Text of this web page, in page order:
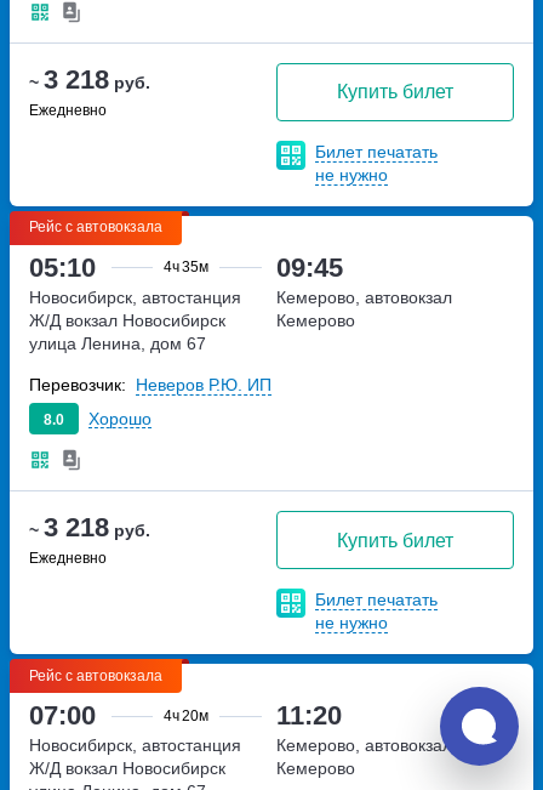
~ 3 218 руб.
Ежедневно
Купить билет
Билет печатать
не нужно
Рейс с автовокзала
05:10 4ч35м 09:45
~ 3 218 руб.
Ежедневно
Купить билет
Билет печатать
не нужно
Новосибирск, автостанция
Ж/Д вокзал Новосибирск
улица Ленина, дом 67
Кемерово, автовокзал
Кемерово
8.0 Хорошо
Перевозчик: Неверов Р.Ю. ИП
Рейс с автовокзала
07:00 4ч20м 11:20
Новосибирск, автостанция
Ж/Д вокзал Новосибирск
Кемерово, автовокзал
Кемерово